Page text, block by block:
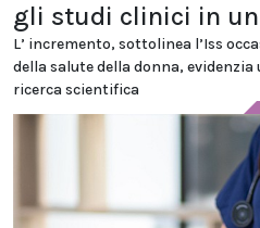
gli studi clinici in un
L’ incremento, sottolinea l’Iss
della salute della donna,
ricerca scientifica